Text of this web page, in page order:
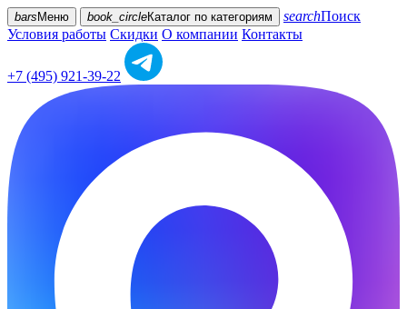
bars Меню book_circleКаталог по категориям searchПоиск
Условия работы Скидки О компании Контакты
+7 (495) 921-39-22